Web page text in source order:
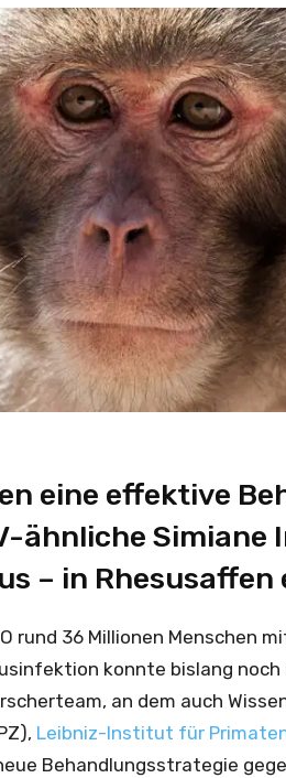
eine effektive
ähnliche Simiane
– in
rund 36 Millionen Menschen
konnte bislang
an dem auch
Leibniz-Institut für
Behandlungsstrategie